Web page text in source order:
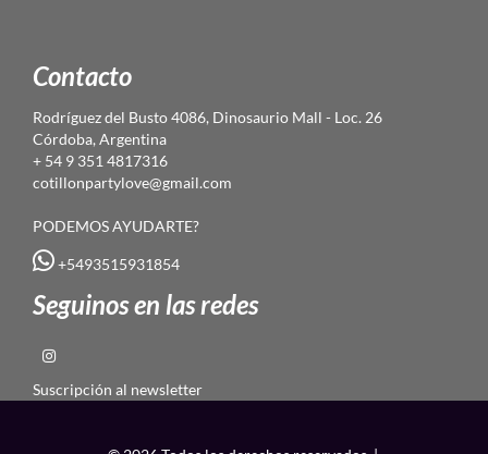
Contacto
Rodríguez del Busto 4086, Dinosaurio Mall - Loc. 26
Córdoba, Argentina
+ 54 9 351 4817316
cotillonpartylove@gmail.com
PODEMOS AYUDARTE?
+5493515931854
Seguinos en las redes
Suscripción al newsletter